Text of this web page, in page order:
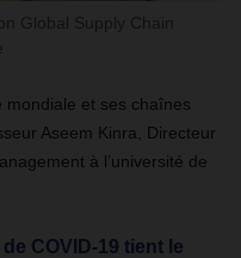
mondiale et ses chaînes
Aseem Kinra, Directeur
à l’université de
COVID-19 tient le